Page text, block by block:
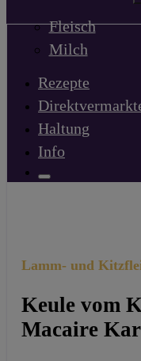
Fleisch
Milch
Rezepte
Haltung
Info
Lamm- und
Keule vom
Macaire